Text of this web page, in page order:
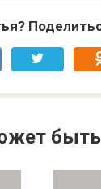
быть